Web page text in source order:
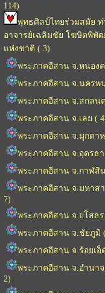
114)
พุทธศิลป์ไทยร่วมสมัย ท่
อาจารย์เฉลิมชัย โฆษิตพิพั
แห่งชาติ ( 3)
พระภาคอีสาน จ.หนองค
พระภาคอีสาน จ.นครพ
พระภาคอีสาน จ.สกลน
พระภาคอีสาน จ.เลย (
พระภาคอีสาน จ.มุกดาห
พระภาคอีสาน จ.อุดรธา
พระภาคอีสาน จ.กาฬสิ
พระภาคอีสาน จ.มหาส
7)
พระภาคอีสาน จ.ยโสธร
พระภาคอีสาน จ.ชัยภูมิ
พระภาคอีสาน จ.ร้อยเอ็
พระภาคอีสาน จ.อำนา
2)